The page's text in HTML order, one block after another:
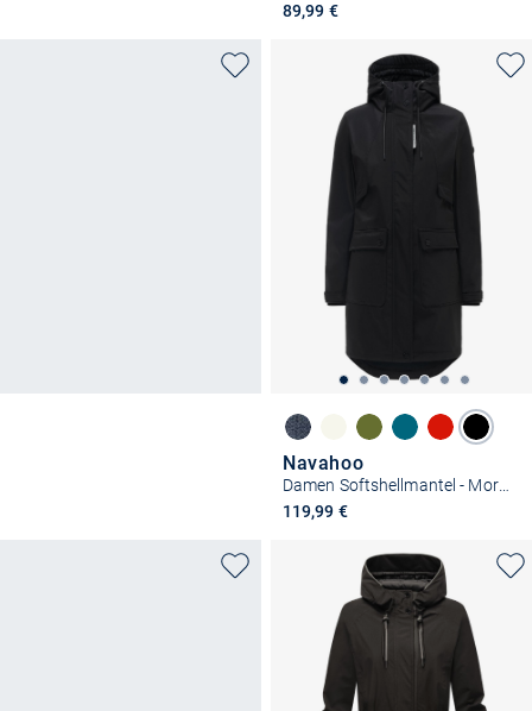
89,99 €
Navahoo
Damen Softshellmantel - Morgennebel 14
119,99 €